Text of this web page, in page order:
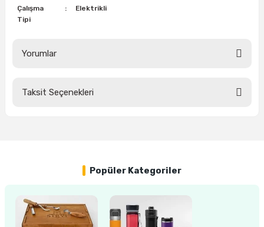
Çalışma
Tipi
: Elektrikli
Yorumlar
Taksit Seçenekleri
Popüler Kategoriler